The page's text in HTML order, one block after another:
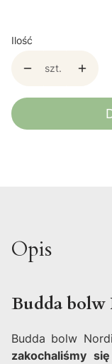
Ilość
szt.
Opis
Budda bolw
Budda bolw
zakochaliśmy się